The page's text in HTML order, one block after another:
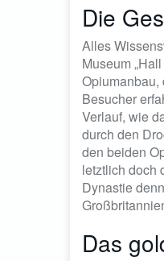
Die
Alles
Museum
Opiumanbau,
Besucher
Verlauf, wie
durch den
den beiden
letztlich doch
Dynastie
Das